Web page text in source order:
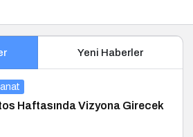
Yeni Haberler
Haftasında Vizyona Girecek